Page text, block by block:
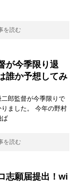
を読む
が今季限り退
誰か予想してみ
郎監督が今季限りで
ました。 今年の野村
ば
を読む
志願届提出！wi